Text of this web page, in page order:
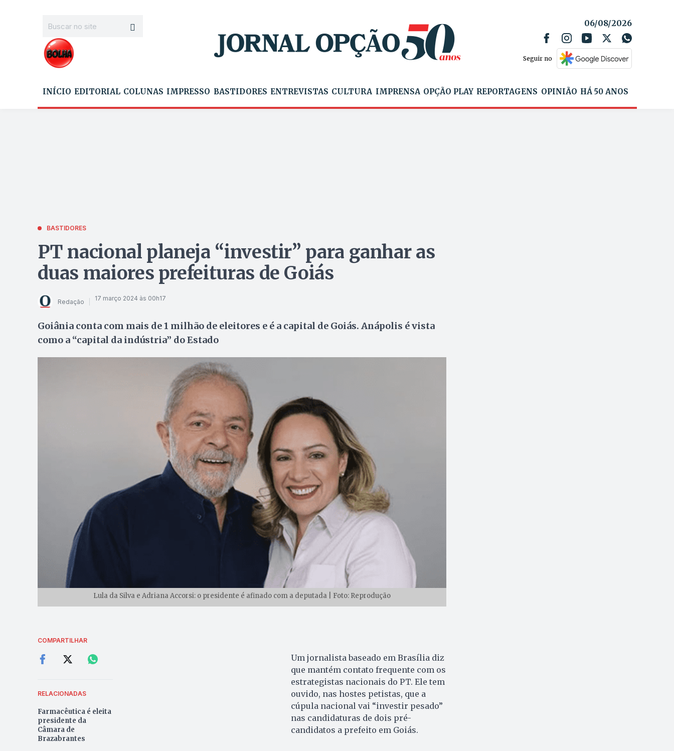
06/08/2026
Seguir no
INÍCIO EDITORIAL COLUNAS IMPRESSO BASTIDORES ENTREVISTAS CULTURA IMPRENSA OPÇÃO PLAY REPORTAGENS OPINIÃO HÁ 50 ANOS
BASTIDORES
PT nacional planeja “investir” para ganhar as
duas maiores prefeituras de Goiás
Redação 17 março 2024 às 00h17
Goiânia conta com mais de 1 milhão de eleitores e é a capital de Goiás. Anápolis é vista
como a “capital da indústria” do Estado
Lula da Silva e Adriana Accorsi: o presidente é afinado com a deputada | Foto: Reprodução
COMPARTILHAR
RELACIONADAS
Farmacêutica é eleita
presidente da
Câmara de
Brazabrantes
Um jornalista baseado em Brasília diz
que mantém contato frequente com os
estrategistas nacionais do PT. Ele tem
ouvido, nas hostes petistas, que a
cúpula nacional vai “investir pesado”
nas candidaturas de dois pré-
candidatos a prefeito em Goiás.